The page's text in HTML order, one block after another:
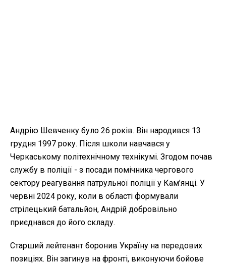
Андрію Шевченку було 26 років. Він народився 13
грудня 1997 року. Після школи навчався у
Черкаському політехнічному технікумі. Згодом почав
службу в поліції - з посади помічника чергового
сектору реагування патрульної поліції у Кам’янці. У
червні 2024 року, коли в області формували
стрілецький батальйон, Андрій добровільно
приєднався до його складу.
Старший лейтенант боронив Україну на передових
позиціях. Він загинув на фронті, виконуючи бойове